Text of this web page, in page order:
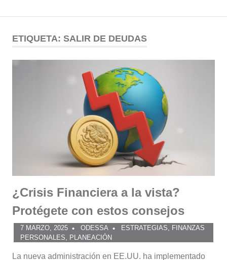
contenido
Comunidad
ODESSA
ETIQUETA: SALIR DE DEUDAS
¿Crisis Financiera a la vista?
Protégete con estos consejos
7 MARZO, 2025 ODESSA ESTRATEGIAS, FINANZAS
PERSONALES, PLANEACIÓN
La nueva administración en EE.UU. ha implementado